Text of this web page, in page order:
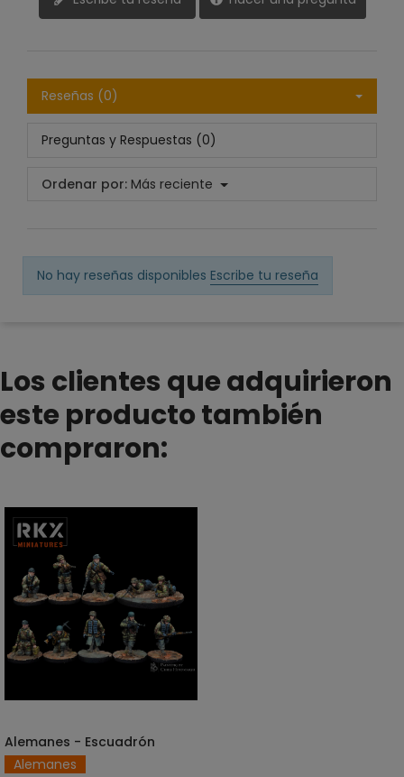
Reseñas (0)
Preguntas y Respuestas (0)
Ordenar por: Más reciente
No hay reseñas disponibles Escribe tu reseña
Los clientes que adquirieron
este producto también
compraron:
AÑADIR AL CARRITO
Alemanes - Escuadrón
Alemanes